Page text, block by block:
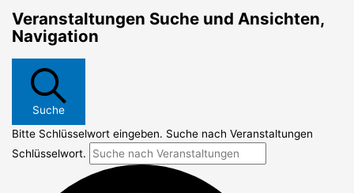
Veranstaltungen Suche und Ansichten,
Navigation
Suche
Bitte Schlüsselwort eingeben. Suche nach Veranstaltungen
Schlüsselwort.